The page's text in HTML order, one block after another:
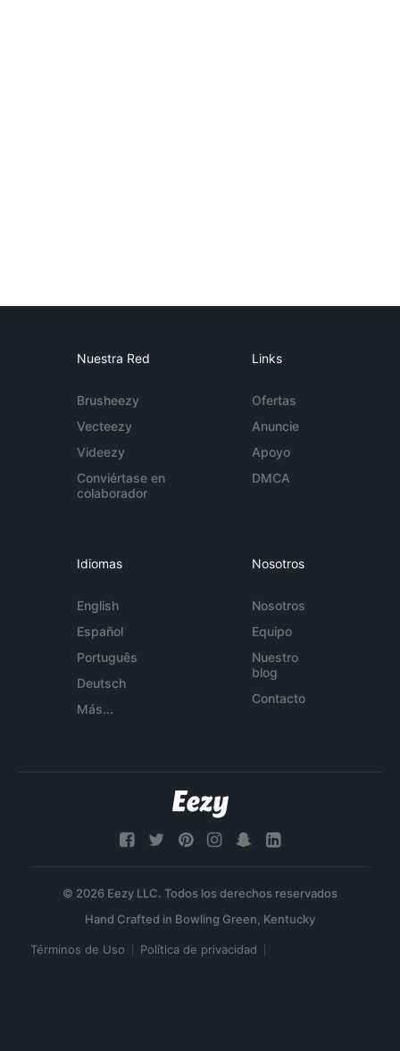
Nuestra Red
Brusheezy
Vecteezy
Videezy
Conviértase en
colaborador
Links
Ofertas
Anuncie
Apoyo
DMCA
Idiomas
English
Español
Português
Deutsch
Más...
Nosotros
Nosotros
Equipo
Nuestro
blog
Contacto
© 2026 Eezy LLC. Todos los derechos reservados
Términos de Uso Política de privacidad